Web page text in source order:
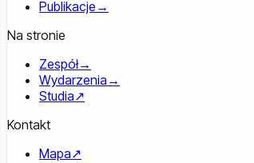
Publikacje →
Na stronie
Zespół→
Wydarzenia →
Studia↗
Kontakt
Mapa↗